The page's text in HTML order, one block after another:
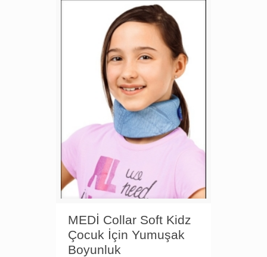
MEDİ Collar Soft Kidz
Çocuk İçin Yumuşak
Boyunluk